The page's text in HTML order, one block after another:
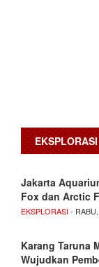
EKSPLORASI
Jakarta
Fox dan Arctic
EKSPLORASI-
Karang Taruna
Wujudkan